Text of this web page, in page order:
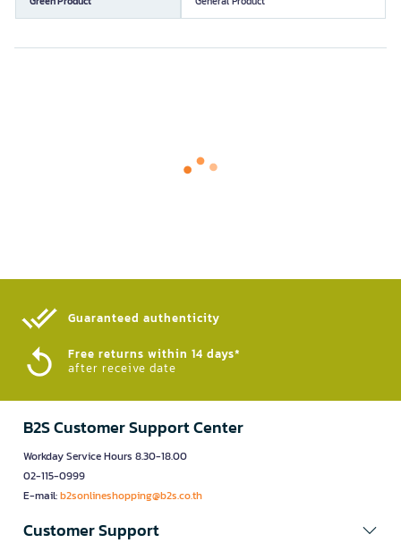
Guaranteed authenticity​
Free returns within 14 days*
after receive date
B2S Customer Support Center
Workday Service Hours 8.30-18.00
02-115-0999
E-mail:b2sonlineshopping@b2s.co.th
Customer Support